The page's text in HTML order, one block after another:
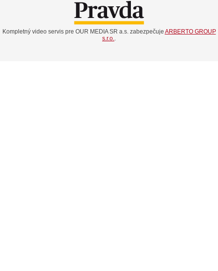
Kompletný video servis pre OUR MEDIA SR a.s. zabezpečuje ARBERTO GROUP
s.r.o..